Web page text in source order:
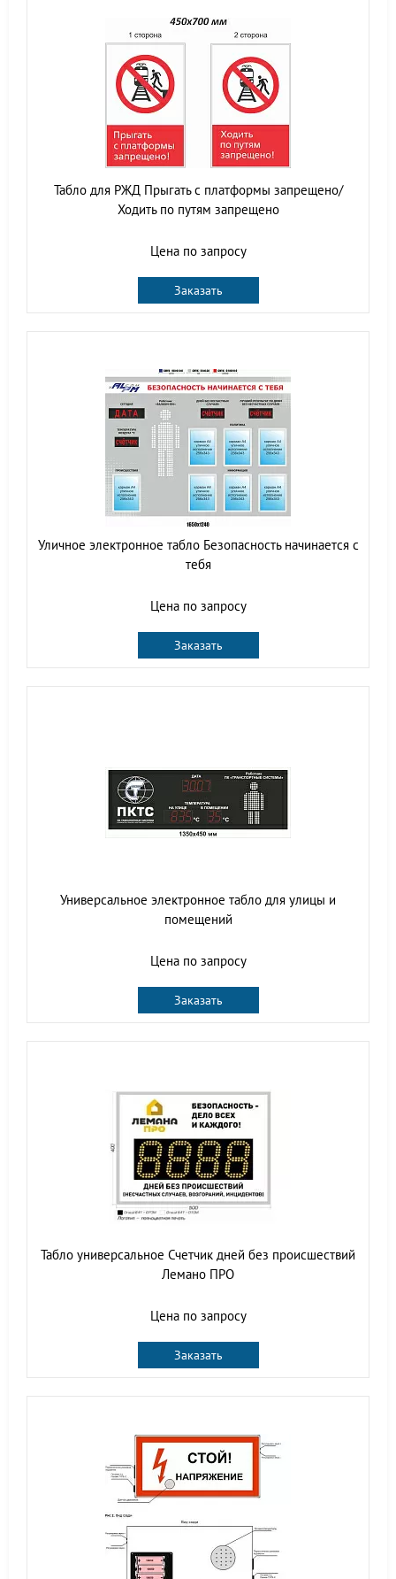
Табло для РЖД Прыгать с платформы запрещено/
Ходить по путям запрещено
Цена по запросу
Заказать
Уличное электронное табло Безопасность начинается с
тебя
Цена по запросу
Заказать
Универсальное электронное табло для улицы и
помещений
Цена по запросу
Заказать
Табло универсальное Счетчик дней без происшествий
Лемано ПРО
Цена по запросу
Заказать